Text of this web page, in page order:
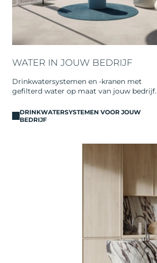
WATER IN JOUW BEDRIJF
Drinkwatersystemen en -kranen met
gefilterd water op maat van jouw bedrijf.
DRINKWATERSYSTEMEN VOOR JOUW
BEDRIJF